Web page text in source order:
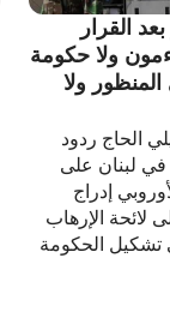
القرار
ولا حكومة
ولا
الحاج ردود
لبنان على
إدراج
لائحة الإرهاب
تشكيل الحكومة